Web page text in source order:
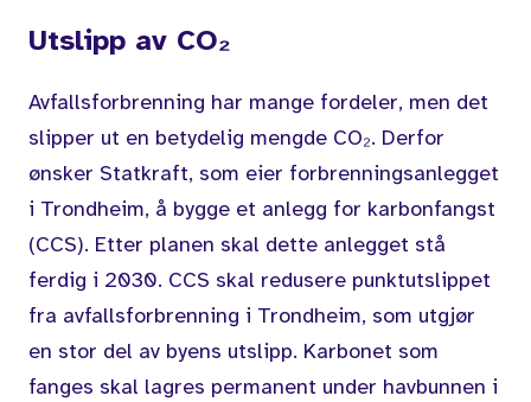
Utslipp av CO₂
Avfallsforbrenning har mange fordeler, men det
slipper ut en betydelig mengde CO₂. Derfor
ønsker Statkraft, som eier forbrenningsanlegget
i Trondheim, å bygge et anlegg for karbonfangst
(CCS). Etter planen skal dette anlegget stå
ferdig i 2030. CCS skal redusere punktutslippet
fra avfallsforbrenning i Trondheim, som utgjør
en stor del av byens utslipp. Karbonet som
fanges skal lagres permanent under havbunnen i